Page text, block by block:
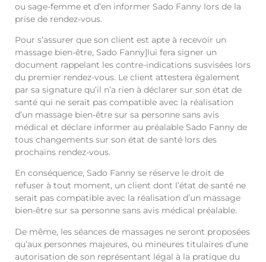
ou sage-femme et d’en informer Sado Fanny lors de la
prise de rendez-vous.
Pour s’assurer que son client est apte à recevoir un
massage bien-être, Sado Fanny]lui fera signer un
document rappelant les contre-indications susvisées lors
du premier rendez-vous. Le client attestera également
par sa signature qu’il n’a rien à déclarer sur son état de
santé qui ne serait pas compatible avec la réalisation
d’un massage bien-être sur sa personne sans avis
médical et déclare informer au préalable Sado Fanny de
tous changements sur son état de santé lors des
prochains rendez-vous.
En conséquence, Sado Fanny se réserve le droit de
refuser à tout moment, un client dont l’état de santé ne
serait pas compatible avec la réalisation d’un massage
bien-être sur sa personne sans avis médical préalable.
De même, les séances de massages ne seront proposées
qu’aux personnes majeures, ou mineures titulaires d’une
autorisation de son représentant légal à la pratique du